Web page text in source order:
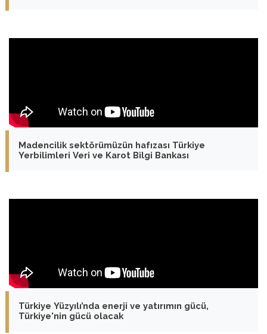
Madencilik sektörümüzün hafızası Türkiye
Yerbilimleri Veri ve Karot Bilgi Bankası
Türkiye Yüzyılı’nda enerji ve yatırımın gücü,
Türkiye'nin gücü olacak